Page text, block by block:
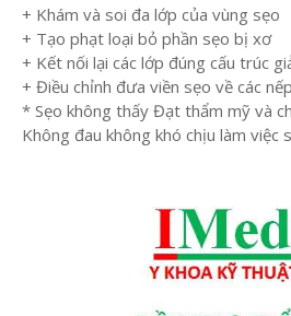
+ Khám và soi đa lớp của vùng sẹo
+ Tạo phạt loại bỏ phần sẹo bị xơ
+ Kết nối lại các lớp đúng cấu trúc
+ Điều chỉnh đưa viền sẹo về các
* Sẹo không thấy Đạt thẩm mỹ và
Không đau không khó chịu làm việc